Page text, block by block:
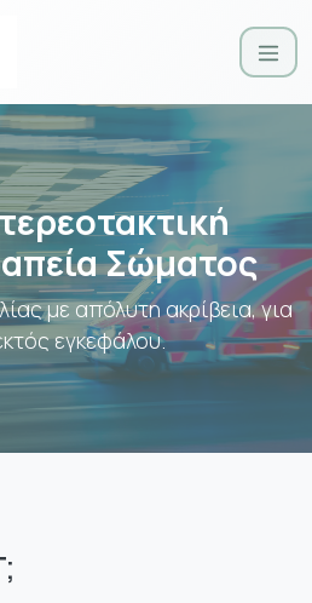
Σώματος
με απόλυτη ακρίβεια, για
εγκεφάλου.